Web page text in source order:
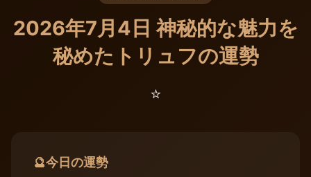
2026年7月4日 神秘的な魅力を
秘めたトリュフの運勢
⭐️
🔮今日の運勢